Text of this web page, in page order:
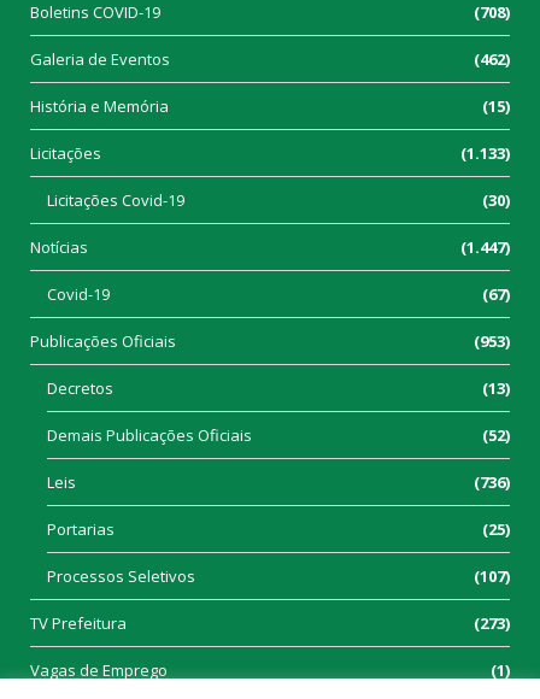
Boletins COVID-19 (708)
Galeria de Eventos (462)
História e Memória (15)
Licitações (1.133)
Licitações Covid-19 (30)
Notícias (1.447)
Covid-19 (67)
Publicações Oficiais (953)
Decretos (13)
Demais Publicações Oficiais (52)
Leis (736)
Portarias (25)
Processos Seletivos (107)
TV Prefeitura (273)
Vagas de Emprego (1)